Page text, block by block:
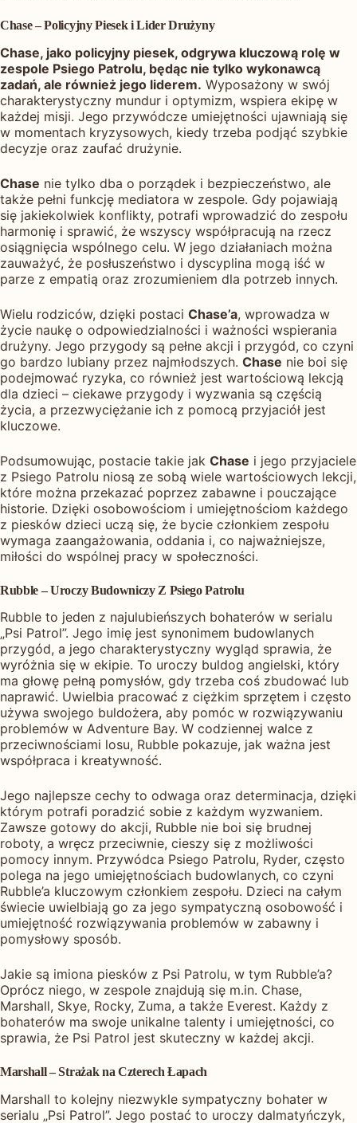
Chase – Policyjny Piesek i Lider Drużyny
Chase, jako policyjny piesek, odgrywa kluczową rolę w
zespole Psiego Patrolu, będąc nie tylko wykonawcą
zadań, ale również jego liderem. Wyposażony w swój
charakterystyczny mundur i optymizm, wspiera ekipę w
każdej misji. Jego przywódcze umiejętności ujawniają się
w momentach kryzysowych, kiedy trzeba podjąć szybkie
decyzje oraz zaufać drużynie.
Chase nie tylko dba o porządek i bezpieczeństwo, ale
także pełni funkcję mediatora w zespole. Gdy pojawiają
się jakiekolwiek konflikty, potrafi wprowadzić do zespołu
harmonię i sprawić, że wszyscy współpracują na rzecz
osiągnięcia wspólnego celu. W jego działaniach można
zauważyć, że posłuszeństwo i dyscyplina mogą iść w
parze z empatią oraz zrozumieniem dla potrzeb innych.
Wielu rodziców, dzięki postaci Chase’a, wprowadza w
życie naukę o odpowiedzialności i ważności wspierania
drużyny. Jego przygody są pełne akcji i przygód, co czyni
go bardzo lubiany przez najmłodszych. Chase nie boi się
podejmować ryzyka, co również jest wartościową lekcją
dla dzieci – ciekawe przygody i wyzwania są częścią
życia, a przezwyciężanie ich z pomocą przyjaciół jest
kluczowe.
Podsumowując, postacie takie jak Chase i jego przyjaciele
z Psiego Patrolu niosą ze sobą wiele wartościowych lekcji,
które można przekazać poprzez zabawne i pouczające
historie. Dzięki osobowościom i umiejętnościom każdego
z piesków dzieci uczą się, że bycie członkiem zespołu
wymaga zaangażowania, oddania i, co najważniejsze,
miłości do wspólnej pracy w społeczności.
Rubble – Uroczy Budowniczy Z Psiego Patrolu
Rubble to jeden z najulubieńszych bohaterów w serialu
„Psi Patrol”. Jego imię jest synonimem budowlanych
przygód, a jego charakterystyczny wygląd sprawia, że
wyróżnia się w ekipie. To uroczy buldog angielski, który
ma głowę pełną pomysłów, gdy trzeba coś zbudować lub
naprawić. Uwielbia pracować z ciężkim sprzętem i często
używa swojego buldożera, aby pomóc w rozwiązywaniu
problemów w Adventure Bay. W codziennej walce z
przeciwnościami losu, Rubble pokazuje, jak ważna jest
współpraca i kreatywność.
Jego najlepsze cechy to odwaga oraz determinacja, dzięki
którym potrafi poradzić sobie z każdym wyzwaniem.
Zawsze gotowy do akcji, Rubble nie boi się brudnej
roboty, a wręcz przeciwnie, cieszy się z możliwości
pomocy innym. Przywódca Psiego Patrolu, Ryder, często
polega na jego umiejętnościach budowlanych, co czyni
Rubble’a kluczowym członkiem zespołu. Dzieci na całym
świecie uwielbiają go za jego sympatyczną osobowość i
umiejętność rozwiązywania problemów w zabawny i
pomysłowy sposób.
Jakie są imiona piesków z Psi Patrolu, w tym Rubble’a?
Oprócz niego, w zespole znajdują się m.in. Chase,
Marshall, Skye, Rocky, Zuma, a także Everest. Każdy z
bohaterów ma swoje unikalne talenty i umiejętności, co
sprawia, że Psi Patrol jest skuteczny w każdej akcji.
Marshall – Strażak na Czterech Łapach
Marshall to kolejny niezwykle sympatyczny bohater w
serialu „Psi Patrol”. Jego postać to uroczy dalmatyńczyk,